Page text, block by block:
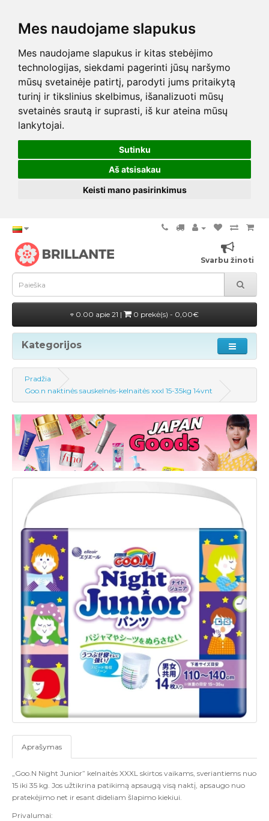
Mes naudojame slapukus
Mes naudojame slapukus ir kitas stebėjimo
technologijas, siekdami pagerinti jūsų naršymo
mūsų svetainėje patirtį, parodyti jums pritaikytą
turinį ir tikslinius skelbimus, išanalizuoti mūsų
svetainės srautą ir suprasti, iš kur ateina mūsų
lankytojai.
Sutinku
Aš atsisakau
Keisti mano pasirinkimus
Svarbu žinoti
0.00 apie 21 | 0 prekė(s) - 0,00€
Kategorijos
Pradžia
Goo.n naktinės sauskelnės-kelnaitės xxxl 15-35kg 14vnt
Aprašymas
„Goo.N Night Junior” kelnaitės XXXL skirtos vaikams, sveriantiems nuo
15 iki 35 kg. Jos užtikrina patikimą apsaugą visą naktį, apsaugo nuo
pratekėjimo net ir esant dideliam šlapimo kiekiui.
Privalumai: